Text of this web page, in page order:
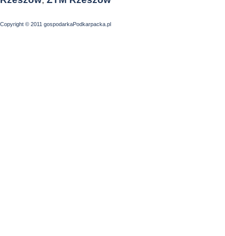
Copyright © 2011 gospodarkaPodkarpacka.pl